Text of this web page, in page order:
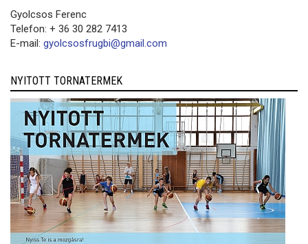
Gyolcsos Ferenc
Telefon: + 36 30 282 7413
E-mail: gyolcsosfrugbi@gmail.com
NYITOTT TORNATERMEK